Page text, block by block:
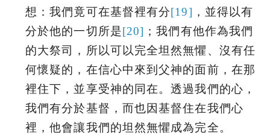
想：我們竟可在基督裡有分[19] ，並得以有
分於他的一切所是[20] ；我們有他作為我們
的大祭司，所以可以完全坦然無懼、沒有任
何懷疑的，在信心中來到父神的面前，在那
裡住下，並享受神的同在。透過我們的心，
我們有分於基督，而也因基督住在我們心
裡，他會讓我們的坦然無懼成為完全。